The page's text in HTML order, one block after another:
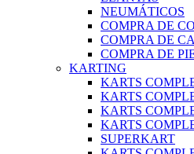
NEUMÁTICOS
COMPRA DE
COMPRA DE
COMPRA DE
KARTING
KARTS
KARTS
KARTS
KARTS
SUPERKART